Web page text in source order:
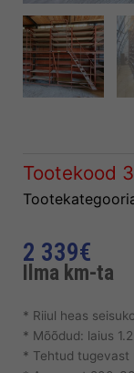
Tootekood
2 339€
Ilma km-ta
* Riiul heas
* Mõõdud: laius
* Tehtud tugevast